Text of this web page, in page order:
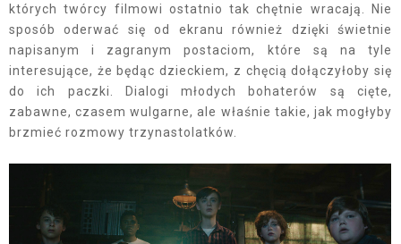
których twórcy filmowi ostatnio tak chętnie wracają. Nie
sposób oderwać się od ekranu również dzięki świetnie
napisanym i zagranym postaciom, które są na tyle
interesujące, że będąc dzieckiem, z chęcią dołączyłoby się
do ich paczki. Dialogi młodych bohaterów są cięte,
zabawne, czasem wulgarne, ale właśnie takie, jak mogłyby
brzmieć rozmowy trzynastolatków.